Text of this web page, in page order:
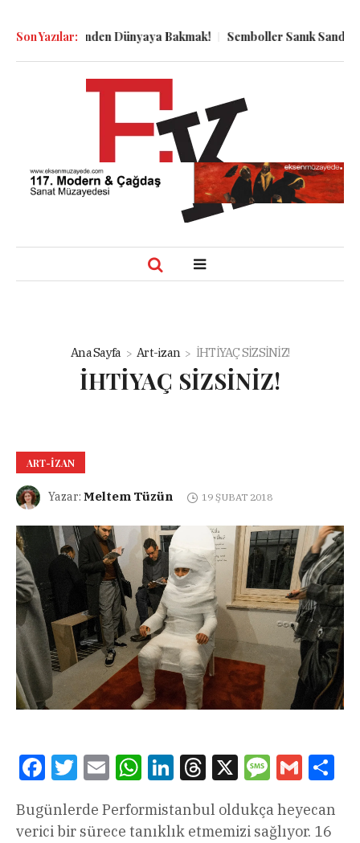
Son Yazılar:
Kuyu Dibinden Dünyaya Bakmak! Semboller Sanık
Ana Sayfa Art-izan İHTİYAÇ SİZSİNİZ!
İHTİYAÇ SİZSİNİZ!
ART-IZAN
Yazar: Meltem Tüzün 19 ŞUBAT 2018
FacebookTwitterEmail WhatsAppLinkedInThreads
X Message
Gmail
Bugünlerde Performistanbul oldukça heyecan
verici bir sürece tanıklık etmemizi sağlıyor. 16